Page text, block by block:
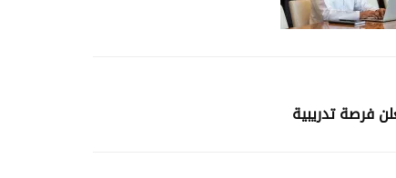
فرصة تدريبية